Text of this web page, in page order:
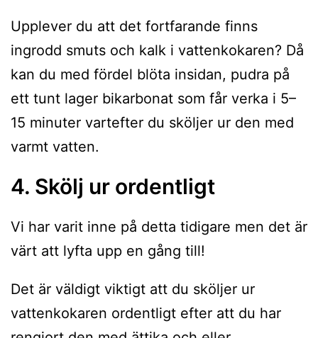
Upplever du att det fortfarande finns
ingrodd smuts och kalk i vattenkokaren? Då
kan du med fördel blöta insidan, pudra på
ett tunt lager bikarbonat som får verka i 5–
15 minuter vartefter du sköljer ur den med
varmt vatten.
4. Skölj ur ordentligt
Vi har varit inne på detta tidigare men det är
värt att lyfta upp en gång till!
Det är väldigt viktigt att du sköljer ur
vattenkokaren ordentligt efter att du har